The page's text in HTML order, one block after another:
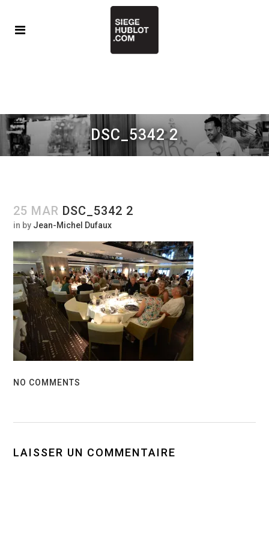
DSC_5342 2
25 MAR DSC_5342 2
in by Jean-Michel Dufaux
NO COMMENTS
LAISSER UN COMMENTAIRE